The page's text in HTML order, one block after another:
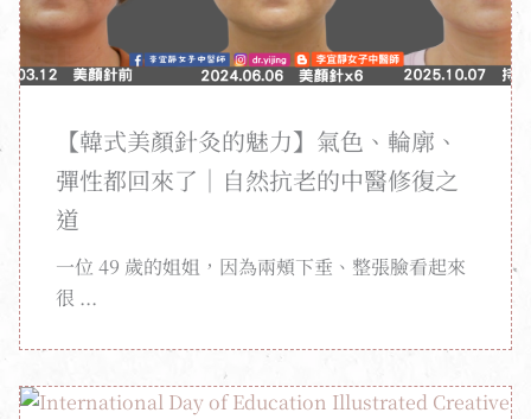
【韓式美顏針灸的魅力】氣色、輪廓、
彈性都回來了｜自然抗老的中醫修復之
道
一位 49 歲的姐姐，因為兩頰下垂、整張臉看起來
很 ...